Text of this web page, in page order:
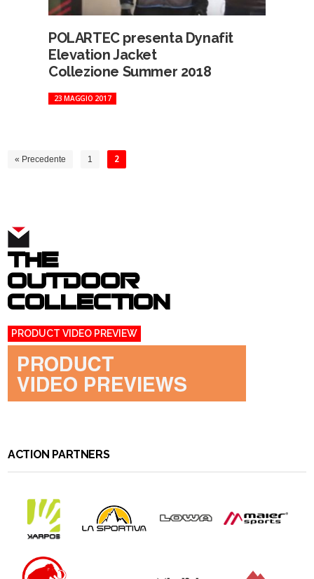
POLARTEC presenta Dynafit
Elevation Jacket
Collezione Summer 2018
23 MAGGIO 2017
« Precedente 1 2
THE
OUTDOOR
COLLECTION
PRODUCT VIDEO PREVIEW
ACTION PARTNERS